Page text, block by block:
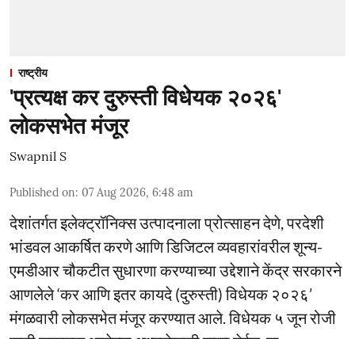
राष्ट्रीय
'प्रत्यक्ष कर दुरुस्ती विधेयक २०२६'
लोकसभेत मंजूर
Swapnil S
Published on: 07 Aug 2026, 6:48 am
देशांतर्गत इलेक्ट्रॉनिक्स उत्पादनाला प्रोत्साहन देणे, परदेशी
भांडवल आकर्षित करणे आणि डिजिटल व्यवहारांवरील शून्य-
एमडीआर चौकटीत सुधारणा करण्याच्या उद्देशाने केंद्र सरकारने
आणलेले ‘कर आणि इतर कायदे (दुरुस्ती) विधेयक २०२६’
मंगळवारी लोकसभेत मंजूर करण्यात आले. विधेयक ५ जून रोजी